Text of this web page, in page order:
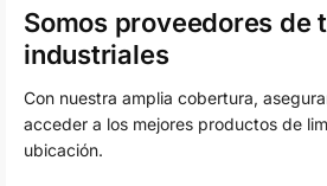
Somos proveedores de
industriales
Con nuestra amplia cobertura,
acceder a los mejores productos de
ubicación.